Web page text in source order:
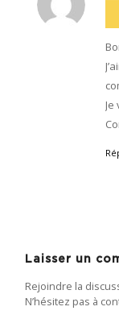
:
Laisser un
Rejoindre la
N’hésitez pas à